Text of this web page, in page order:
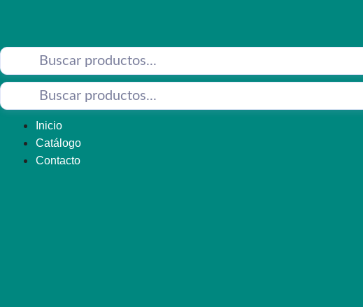
Inicio
Catálogo
Contacto